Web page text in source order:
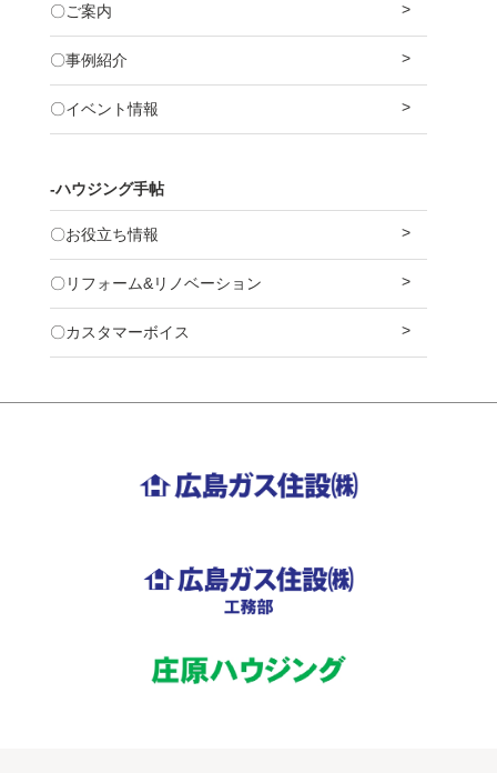
〇ご案内
〇事例紹介
〇イベント情報
-ハウジング手帖
〇お役立ち情報
〇リフォーム&リノベーション
〇カスタマーボイス